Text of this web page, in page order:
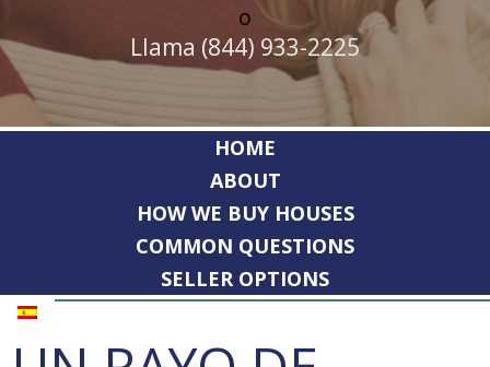
o
Llama (844) 933-2225
HOME
ABOUT
HOW WE BUY HOUSES
COMMON QUESTIONS
SELLER OPTIONS